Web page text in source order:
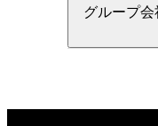
グループ会